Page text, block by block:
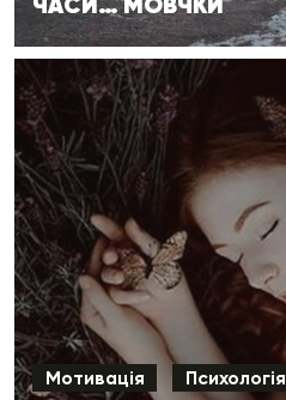
Мотивація Психологія